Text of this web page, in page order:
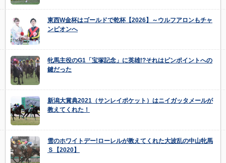
東西W金杯はゴールドで乾杯【2026】～ウルフアロンもチャ
ンピオンへ
牝馬主役のG1「宝塚記念」に英雄!?それはピンポイントへの
鍵だった
新潟大賞典2021（サンレイポケット）はニイガッタメールが
教えてくれた！
雪のホワイトデー!ローレルが教えてくれた大波乱の中山牝馬
Ｓ【2020】